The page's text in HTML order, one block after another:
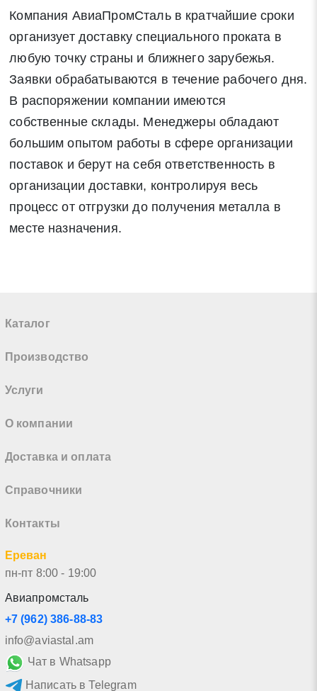
Компания АвиаПромСталь в кратчайшие сроки
организует доставку специального проката в
любую точку страны и ближнего зарубежья.
Заявки обрабатываются в течение рабочего дня.
В распоряжении компании имеются
собственные склады. Менеджеры обладают
большим опытом работы в сфере организации
поставок и берут на себя ответственность в
организации доставки, контролируя весь
процесс от отгрузки до получения металла в
месте назначения.
Каталог
Производство
Услуги
О компании
Доставка и оплата
Справочники
Контакты
Ереван
пн-пт 8:00 - 19:00
Авиапромсталь
+7 (962) 386-88-83
info@aviastal.am
Чат в Whatsapp
Написать в Telegram